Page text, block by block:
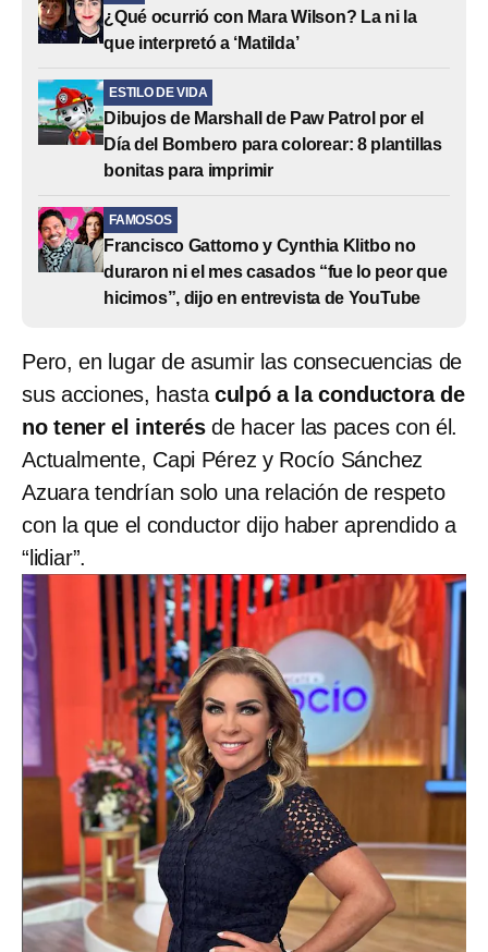
¿Qué ocurrió con Mara Wilson? La ni la
que interpretó a ‘Matilda’
ESTILO DE VIDA
Dibujos de Marshall de Paw Patrol por el
Día del Bombero para colorear: 8 plantillas
bonitas para imprimir
FAMOSOS
Francisco Gattorno y Cynthia Klitbo no
duraron ni el mes casados “fue lo peor que
hicimos”, dijo en entrevista de YouTube
Pero, en lugar de asumir las consecuencias de
sus acciones, hastaculpó a la conductora de
no tener el interés de hacer las paces con él.
Actualmente, Capi Pérez y Rocío Sánchez
Azuara tendrían solo una relación de respeto
con la que el conductor dijo haber aprendido a
“lidiar”.